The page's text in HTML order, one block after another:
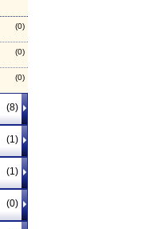
(0)
(0)
(0)
(8)
(1)
(1)
(0)